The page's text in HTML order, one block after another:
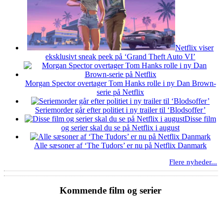
Netflix viser
eksklusivt sneak peek på ‘Grand Theft Auto VI’
Morgan Spector overtager Tom Hanks rolle i ny Dan Brown-
serie på Netflix
Seriemorder går efter politiet i ny trailer til ‘Blodsoffer’
Disse film
og serier skal du se på Netflix i august
Alle sæsoner af ‘The Tudors’ er nu på Netflix Danmark
Flere nyheder...
Kommende film og serier